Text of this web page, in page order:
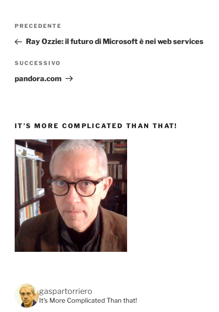
Navigazione
Articolo
precedente:
PRECEDENTE
Ray Ozzie: il futuro di Microsoft è nei web services
Articolo
successivo
SUCCESSIVO
pandora.com
IT’S MORE COMPLICATED THAN THAT!
gaspartorriero
It's More Complicated Than that!